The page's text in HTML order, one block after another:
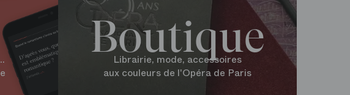
Boutique
Librairie, mode, accessoires
aux couleurs de l'Opéra de Paris